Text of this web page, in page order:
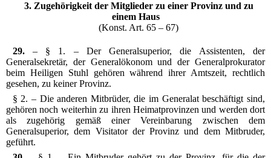
3. Zugehörigkeit der Mitglieder zu einer Provinz und zu
einem Haus
(Konst. Art. 65 – 67)
29. – § 1. – Der Generalsuperior, die Assistenten, der
Generalsekretär, der Generalökonom und der Generalprokurator
beim Heiligen Stuhl gehören während ihrer Amtszeit, rechtlich
gesehen, zu keiner Provinz.
§ 2. – Die anderen Mitbrüder, die im Generalat beschäftigt sind,
gehören noch weiterhin zu ihren Heimatprovinzen und werden dort
als zugehörig gemäß einer Vereinbarung zwischen dem
Generalsuperior, dem Visitator der Provinz und dem Mitbruder,
geführt.